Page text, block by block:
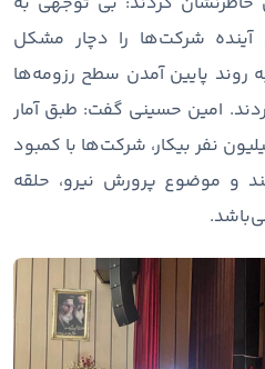
آینده شرکت‌ها را دچار مشکل
روند پایین آمدن سطح رزومه‌ها
امین حسینی گفت: طبق آمار
در جامعه، با وجود 4 میلیون نفر بیکار، شرکت‌ها با کمبود
و موضوع پرورش نیرو، حلقه